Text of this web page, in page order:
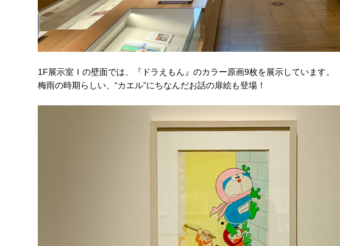
1F展示室Ⅰの壁面では、『ドラえもん』のカラー原画9枚を展示しています。
梅雨の時期らしい、“カエル”にちなんだお話の扉絵も登場！